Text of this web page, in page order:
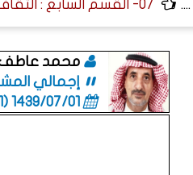
.... 07- القسم السابع : الثقافة الفنية ﴿التراجم - الرسائل - التوقيعات﴾.
محمد عاطف
إجمالي
1439/07/01 (06:01 صباحاً)